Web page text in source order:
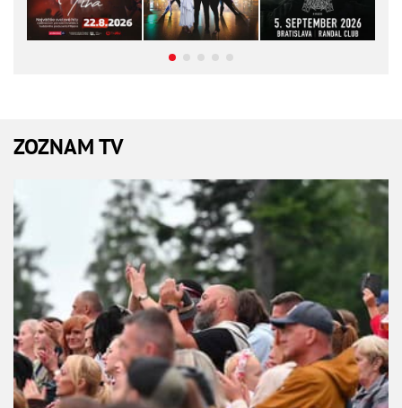
ZOZNAM TV